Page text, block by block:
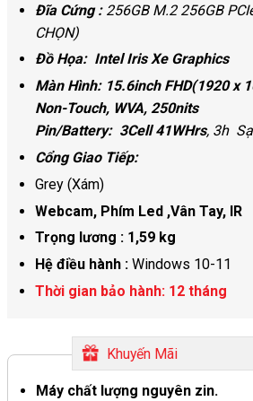
Đĩa Cứng :256GB M.2 256GB
CHỌN)
Đồ Họa: Intel Iris Xe Graphics
Màn Hình: 15.6inch FHD(1920 x
Non-Touch, WVA, 250nits
Pin/Battery: 3Cell 41WHrs, 3h
Cổng Giao Tiếp:
Grey (Xám)
Webcam, Phím Led ,Vân Tay, IR
Trọng lương : 1,59 kg
Hệ điều hành :Windows 10-11
Thời gian bảo hành: 12 tháng
Khuyến Mãi
Máy chất lượng nguyên zin.